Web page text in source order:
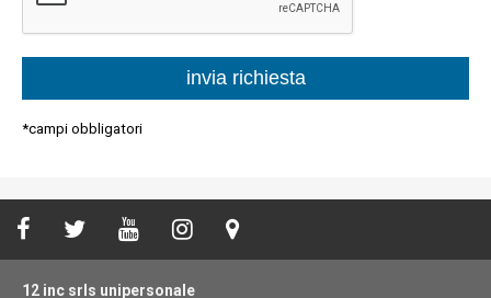
*campi obbligatori
12 inc srls unipersonale